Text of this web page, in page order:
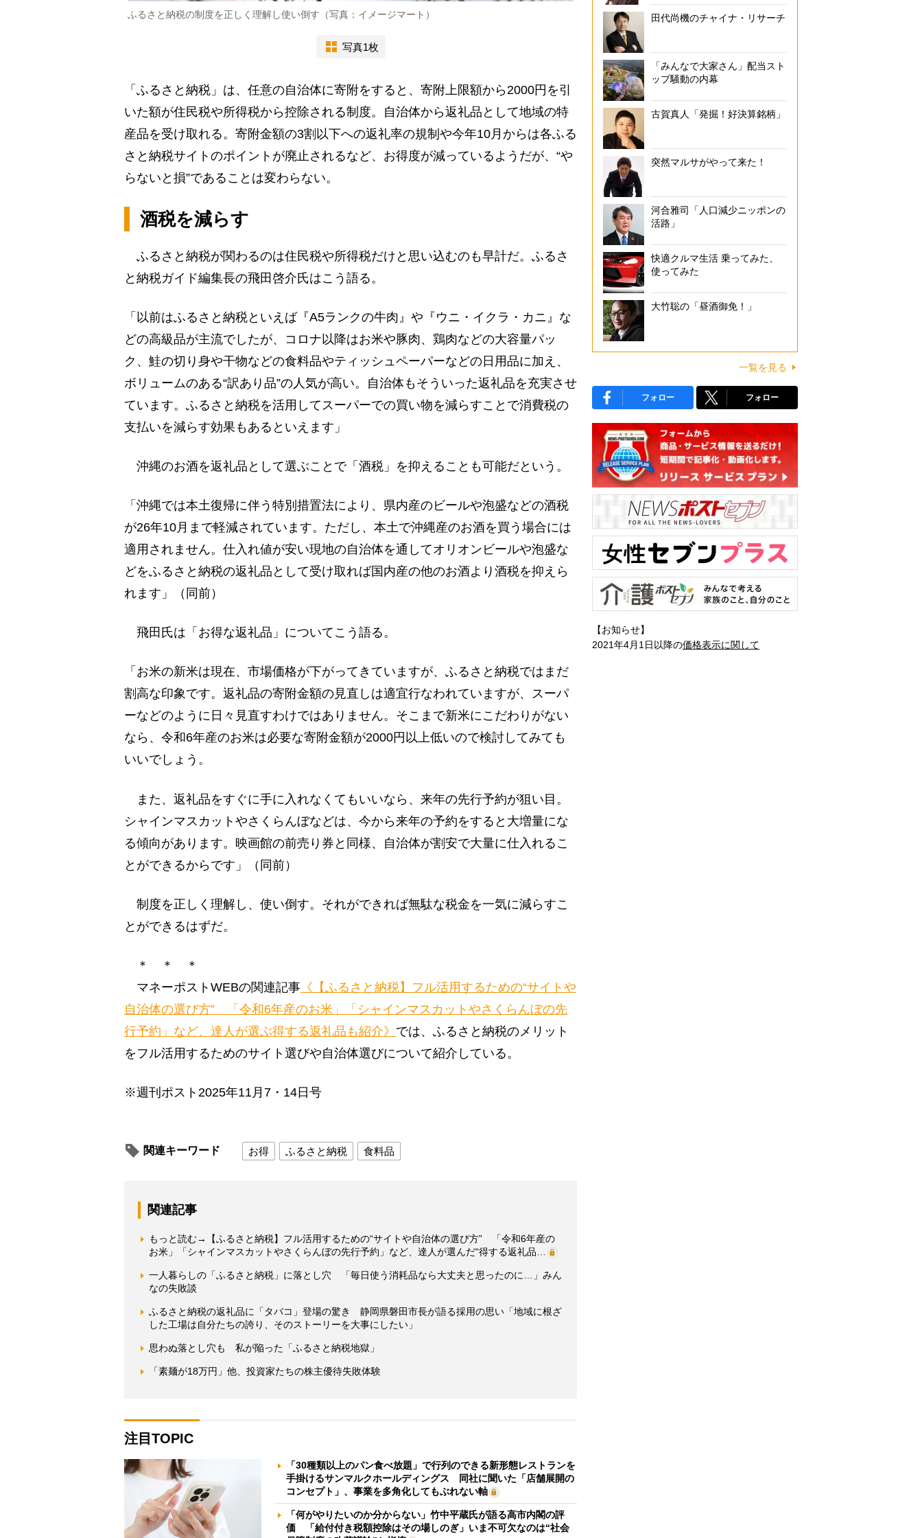
ふるさと納税の制度を正しく理解し使い倒す（写真：イメージマート）
写真1枚
「ふるさと納税」は、任意の自治体に寄附をすると、寄附上限額から2000円を引
いた額が住民税や所得税から控除される制度。自治体から返礼品として地域の特
産品を受け取れる。寄附金額の3割以下への返礼率の規制や今年10月からは各ふる
さと納税サイトのポイントが廃止されるなど、お得度が減っているようだが、“や
らないと損”であることは変わらない。
酒税を減らす
ふるさと納税が関わるのは住民税や所得税だけと思い込むのも早計だ。ふるさ
と納税ガイド編集長の飛田啓介氏はこう語る。
「以前はふるさと納税といえば『A5ランクの牛肉』や『ウニ・イクラ・カニ』な
どの高級品が主流でしたが、コロナ以降はお米や豚肉、鶏肉などの大容量パッ
ク、鮭の切り身や干物などの食料品やティッシュペーパーなどの日用品に加え、
ボリュームのある“訳あり品”の人気が高い。自治体もそういった返礼品を充実させ
ています。ふるさと納税を活用してスーパーでの買い物を減らすことで消費税の
支払いを減らす効果もあるといえます」
沖縄のお酒を返礼品として選ぶことで「酒税」を抑えることも可能だという。
「沖縄では本土復帰に伴う特別措置法により、県内産のビールや泡盛などの酒税
が26年10月まで軽減されています。ただし、本土で沖縄産のお酒を買う場合には
適用されません。仕入れ値が安い現地の自治体を通してオリオンビールや泡盛な
どをふるさと納税の返礼品として受け取れば国内産の他のお酒より酒税を抑えら
れます」（同前）
飛田氏は「お得な返礼品」についてこう語る。
「お米の新米は現在、市場価格が下がってきていますが、ふるさと納税ではまだ
割高な印象です。返礼品の寄附金額の見直しは適宜行なわれていますが、スーパ
ーなどのように日々見直すわけではありません。そこまで新米にこだわりがない
なら、令和6年産のお米は必要な寄附金額が2000円以上低いので検討してみても
いいでしょう。
また、返礼品をすぐに手に入れなくてもいいなら、来年の先行予約が狙い目。
シャインマスカットやさくらんぼなどは、今から来年の予約をすると大増量にな
る傾向があります。映画館の前売り券と同様、自治体が割安で大量に仕入れるこ
とができるからです」（同前）
制度を正しく理解し、使い倒す。それができれば無駄な税金を一気に減らすこ
とができるはずだ。
＊ ＊ ＊
マネーポストWEBの関連記事 《【ふるさと納税】フル活用するための“サイトや
自治体の選び方” 「令和6年産のお米」「シャインマスカットやさくらんぼの先
行予約」など、達人が選ぶ得する返礼品も紹介》 では、ふるさと納税のメリット
をフル活用するためのサイト選びや自治体選びについて紹介している。
※週刊ポスト2025年11月7・14日号
関連キーワード お得 ふるさと納税 食料品
関連記事
もっと読む→【ふるさと納税】フル活用するための“サイトや自治体の選び方” 「令和6年産の
お米」「シャインマスカットやさくらんぼの先行予約」など、達人が選んだ“得する返礼品…
一人暮らしの「ふるさと納税」に落とし穴 「毎日使う消耗品なら大丈夫と思ったのに…」みん
なの失敗談
ふるさと納税の返礼品に「タバコ」登場の驚き 静岡県磐田市長が語る採用の思い「地域に根ざ
した工場は自分たちの誇り、そのストーリーを大事にしたい」
思わぬ落とし穴も 私が陥った「ふるさと納税地獄」
「素麺が18万円」他、投資家たちの株主優待失敗体験
注目TOPIC
「30種類以上のパン食べ放題」で行列のできる新形態レストランを
手掛けるサンマルクホールディングス 同社に聞いた「店舗展開の
コンセプト」、事業を多角化してもぶれない軸
「何がやりたいのか分からない」竹中平蔵氏が語る高市内閣の評
価 「給付付き税額控除はその場しのぎ」いま不可欠なのは“社会
田代尚機のチャイナ・リサーチ
「みんなで大家さん」配当スト
ップ騒動の内幕
古賀真人「発掘！好決算銘柄」
突然マルサがやって来た！
河合雅司「人口減少ニッポンの
活路」
快適クルマ生活 乗ってみた、
使ってみた
大竹聡の「昼酒御免！」
一覧を見る
フォロー フォロー
【お知らせ】
2021年4月1日以降の価格表示に関して